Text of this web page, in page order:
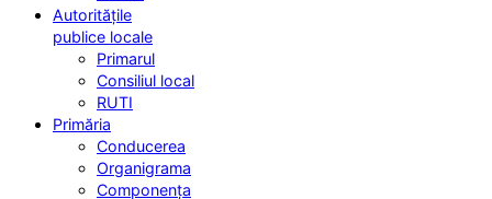
Autoritățile
publice locale
Primarul
Consiliul local
RUTI
Primăria
Conducerea
Organigrama
Componența